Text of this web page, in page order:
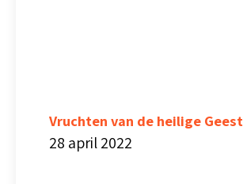
Vruchten van de heilige Geest
28 april 2022